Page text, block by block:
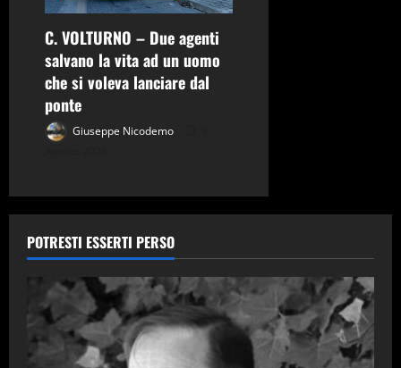
C. VOLTURNO – Due agenti
salvano la vita ad un uomo
che si voleva lanciare dal
ponte
Giuseppe Nicodemo
POTRESTI ESSERTI PERSO